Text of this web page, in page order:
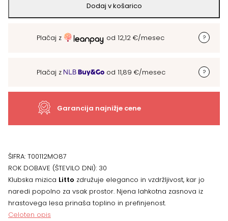
Litto
Dodaj v košarico
Plačaj z od 12,12 €/mesec
Plačaj z od 11,89 €/mesec
Garancija najnižje cene
ŠIFRA: T00112MO87
ROK DOBAVE (ŠTEVILO DNI): 30
Klubska mizica Litto združuje eleganco in vzdržljivost, kar jo
naredi popolno za vsak prostor. Njena lahkotna zasnova iz
hrastovega lesa prinaša toplino in prefinjenost.
Celoten opis